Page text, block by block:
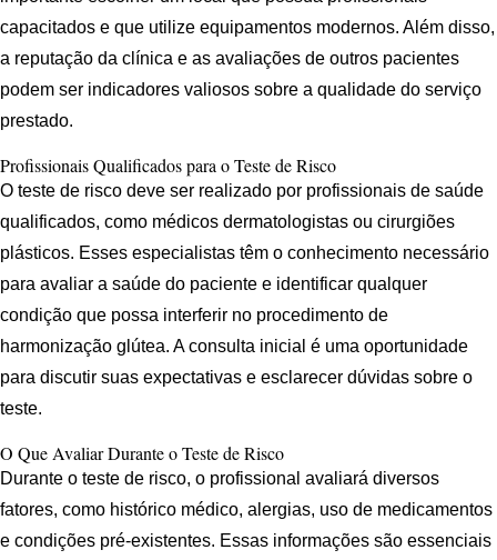
capacitados e que utilize equipamentos modernos. Além disso,
a reputação da clínica e as avaliações de outros pacientes
podem ser indicadores valiosos sobre a qualidade do serviço
prestado.
Profissionais Qualificados para o Teste de Risco
O teste de risco deve ser realizado por profissionais de saúde
qualificados, como médicos dermatologistas ou cirurgiões
plásticos. Esses especialistas têm o conhecimento necessário
para avaliar a saúde do paciente e identificar qualquer
condição que possa interferir no procedimento de
harmonização glútea. A consulta inicial é uma oportunidade
para discutir suas expectativas e esclarecer dúvidas sobre o
teste.
O Que Avaliar Durante o Teste de Risco
Durante o teste de risco, o profissional avaliará diversos
fatores, como histórico médico, alergias, uso de medicamentos
e condições pré-existentes. Essas informações são essenciais